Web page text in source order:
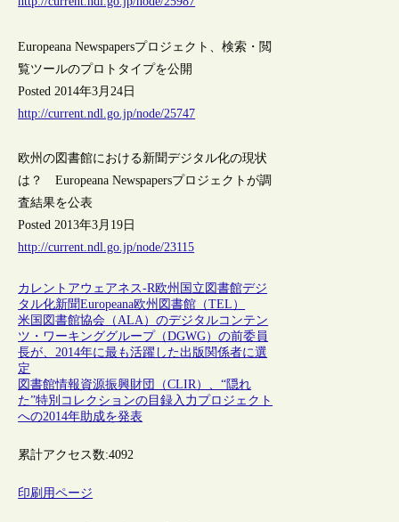
Europeana Newspapersプロジェクト、検索・閲
覧ツールのプロトタイプを公開
Posted 2014年3月24日
http://current.ndl.go.jp/node/25747
欧州の図書館における新聞デジタル化の現状
は？ Europeana Newspapersプロジェクトが調
査結果を公表
Posted 2013年3月19日
http://current.ndl.go.jp/node/23115
カレントアウェアネス-R欧州 国立図書館デジ
タル化新聞Europeana欧州図書館（TEL）
米国図書館協会（ALA）のデジタルコンテン
ツ・ワーキンググループ（DGWG）の前委員
長が、2014年に最も活躍した出版関係者に選
定
図書館情報資源振興財団（CLIR）、“隠れ
た”特別コレクションの目録入力プロジェクト
への2014年助成を発表
累計アクセス数:4092
印刷用ページ